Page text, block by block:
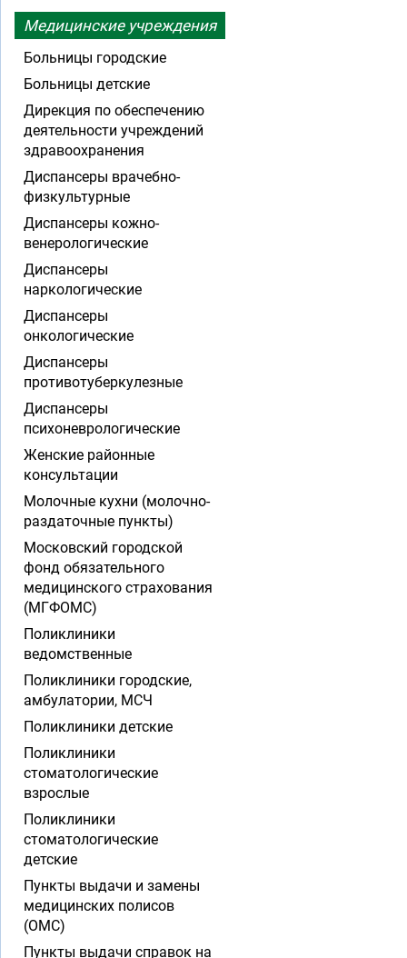
Медицинские учреждения
Больницы городские
Больницы детские
Дирекция по обеспечению
деятельности учреждений
здравоохранения
Диспансеры врачебно-
физкультурные
Диспансеры кожно-
венерологические
Диспансеры
наркологические
Диспансеры
онкологические
Диспансеры
противотуберкулезные
Диспансеры
психоневрологические
Женские районные
консультации
Молочные кухни (молочно-
раздаточные пункты)
Московский городской
фонд обязательного
медицинского страхования
(МГФОМС)
Поликлиники
ведомственные
Поликлиники городские,
амбулатории, МСЧ
Поликлиники детские
Поликлиники
стоматологические
взрослые
Поликлиники
стоматологические
детские
Пункты выдачи и замены
медицинских полисов
(ОМС)
Пункты выдачи справок на